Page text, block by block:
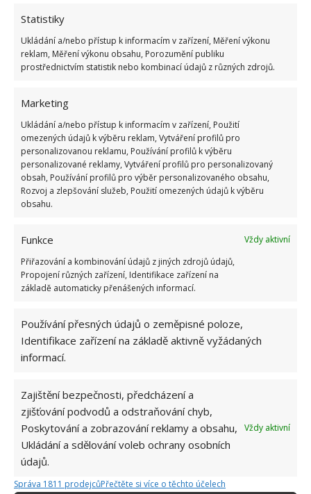
Statistiky
Ukládání a/nebo přístup k informacím v zařízení, Měření výkonu
reklam, Měření výkonu obsahu, Porozumění publiku
prostřednictvím statistik nebo kombinací údajů z různých zdrojů.
Marketing
Ukládání a/nebo přístup k informacím v zařízení, Použití
omezených údajů k výběru reklam, Vytváření profilů pro
personalizovanou reklamu, Používání profilů k výběru
personalizované reklamy, Vytváření profilů pro personalizovaný
obsah, Používání profilů pro výběr personalizovaného obsahu,
Rozvoj a zlepšování služeb, Použití omezených údajů k výběru
obsahu.
Funkce
Vždy aktivní
Přiřazování a kombinování údajů z jiných zdrojů údajů,
Propojení různých zařízení, Identifikace zařízení na
základě automaticky přenášených informací.
Používání přesných údajů o zeměpisné poloze,
Identifikace zařízení na základě aktivně vyžádaných
informací.
Zajištění bezpečnosti, předcházení a
zjišťování podvodů a odstraňování chyb,
Poskytování a zobrazování reklamy a obsahu,
Ukládání a sdělování voleb ochrany osobních
údajů.
Vždy aktivní
Správa 1811 prodejcůPřečtěte si více o těchto účelech
O borůvky je potřeba stále pečovat. Je vhodné
každoroční prořezávání. To proto, abyste se vyhnuli
nadměrné plodnosti borůvek, což vede k malinkým
hnojení, takže všeho s mírou. A když už budete hnojit,
tak používejte organická hnojiva. Na počátku je
udržujte dobře mulčované.
Obrázky: pixabay